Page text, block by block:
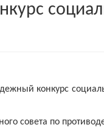
конкурс
совета по